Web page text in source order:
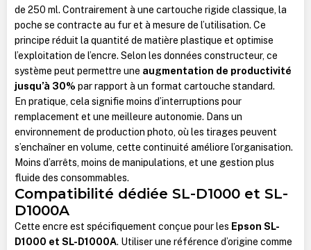
de 250 ml. Contrairement à une cartouche rigide classique, la
poche se contracte au fur et à mesure de l’utilisation. Ce
principe réduit la quantité de matière plastique et optimise
l’exploitation de l’encre. Selon les données constructeur, ce
système peut permettre une augmentation de productivité
jusqu’à 30% par rapport à un format cartouche standard.
En pratique, cela signifie moins d’interruptions pour
remplacement et une meilleure autonomie. Dans un
environnement de production photo, où les tirages peuvent
s’enchaîner en volume, cette continuité améliore l’organisation.
Moins d’arrêts, moins de manipulations, et une gestion plus
fluide des consommables.
Compatibilité dédiée SL-D1000 et SL-
D1000A
Cette encre est spécifiquement conçue pour les Epson SL-
D1000 et SL-D1000A. Utiliser une référence d’origine comme